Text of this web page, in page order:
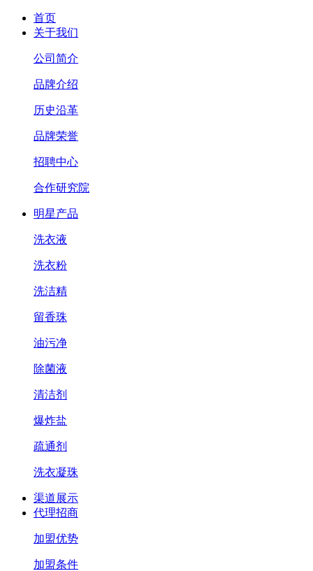
首页
关于我们
公司简介
品牌介绍
历史沿革
品牌荣誉
招聘中心
合作研究院
明星产品
洗衣液
洗衣粉
洗洁精
留香珠
油污净
除菌液
清洁剂
爆炸盐
疏通剂
洗衣凝珠
渠道展示
代理招商
加盟优势
加盟条件